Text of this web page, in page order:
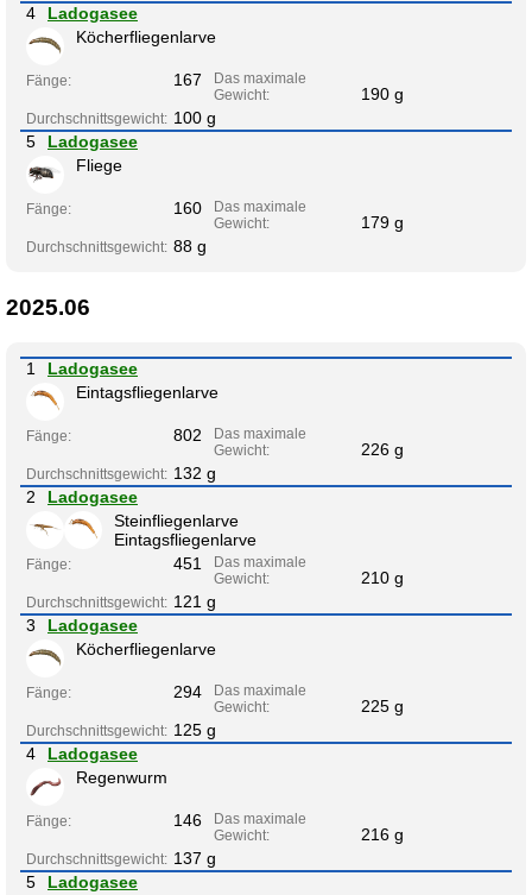
4
Ladogasee
Köcherfliegenlarve
Fänge: 167
Das maximale
Gewicht:
190 g
Durchschnittsgewicht: 100 g
5
Ladogasee
Fliege
Fänge: 160
Das maximale
Gewicht:
179 g
Durchschnittsgewicht: 88 g
2025.06
1
Ladogasee
Eintagsfliegenlarve
Fänge: 802
Das maximale
Gewicht:
226 g
Durchschnittsgewicht: 132 g
2
Ladogasee
Steinfliegenlarve
Eintagsfliegenlarve
Fänge: 451
Das maximale
Gewicht:
210 g
Durchschnittsgewicht: 121 g
3
Ladogasee
Köcherfliegenlarve
Fänge: 294
Das maximale
Gewicht:
225 g
Durchschnittsgewicht: 125 g
4
Ladogasee
Regenwurm
Fänge: 146
Das maximale
Gewicht:
216 g
Durchschnittsgewicht: 137 g
5
Ladogasee